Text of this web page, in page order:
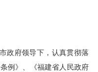
政府领导下，认真贯彻落
例》、《福建省人民政府